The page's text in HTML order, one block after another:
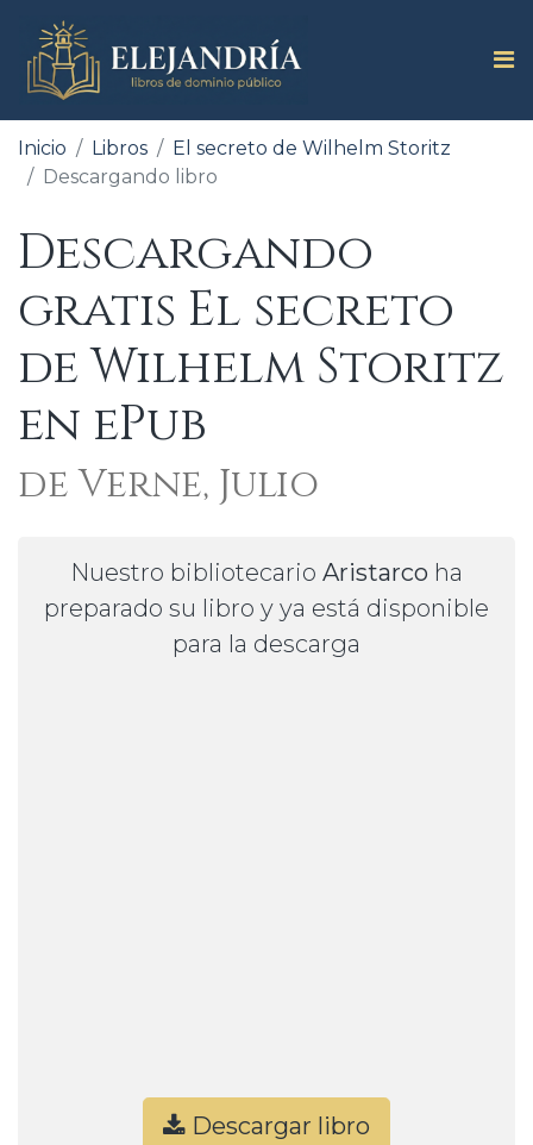
Inicio Libros
El secreto de Wilhelm Storitz
Descargando libro
Descargando
gratis El secreto
de Wilhelm Storitz
en ePub
de Verne, Julio
Nuestro bibliotecario Aristarco ha
preparado su libro y ya está disponible
para la descarga
Descargar libro